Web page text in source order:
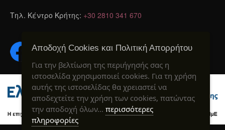
Τηλ. Κέντρο Κρήτης: +30 2810 341 670
Αποδοχή Cookies και Πολιτική Απορρήτου
Για την βελτίωση της περιήγησής σας η
ιστοσελίδα χρησιμοποιεί cookies. Για τη χρήση
αυτής της ιστοσελίδας θα χρειαστεί να
αποδεχτείτε την χρήση των cookies, πατώντας
την αποδοχή όλων… περισσότερες
πληροφορίες